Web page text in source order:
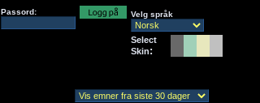
Passord: Velg språk
Select
Skin: